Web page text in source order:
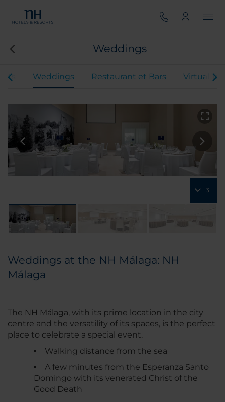
Weddings
Weddings Restaurant et Bars Virtual
3
Weddings at the NH Málaga: NH
Málaga
The NH Málaga, with its prime location in the city
centre and the versatility of its spaces, is the perfect
place to celebrate a special event.
Walking distance from the sea
A few minutes from the Esperanza Santo
Domingo with its venerated Christ of the
Good Death